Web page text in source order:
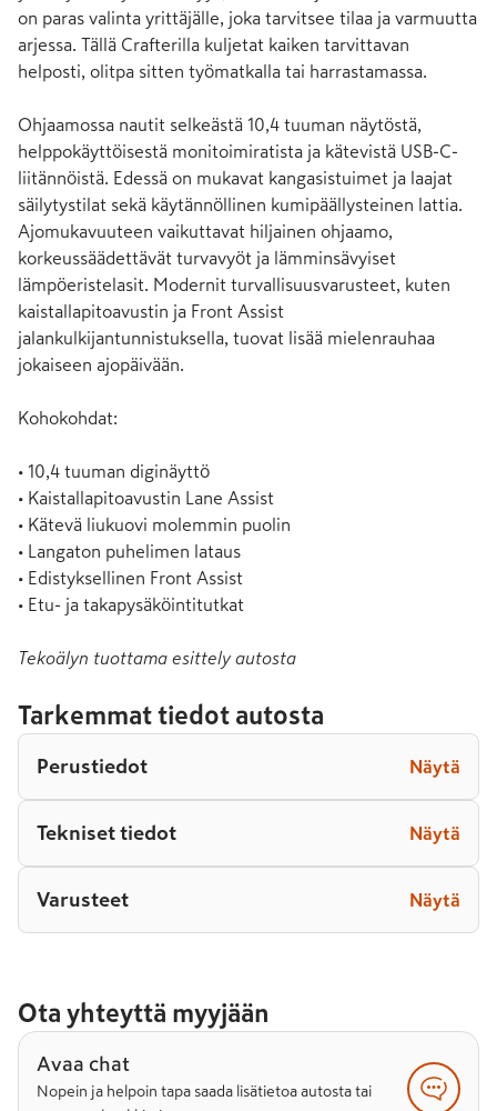
on paras valinta yrittäjälle, joka tarvitsee tilaa ja varmuutta
arjessa. Tällä Crafterilla kuljetat kaiken tarvittavan
helposti, olitpa sitten työmatkalla tai harrastamassa.
Ohjaamossa nautit selkeästä 10,4 tuuman näytöstä,
helppokäyttöisestä monitoimiratista ja kätevistä USB-C-
liitännöistä. Edessä on mukavat kangasistuimet ja laajat
säilytystilat sekä käytännöllinen kumipäällysteinen lattia.
Ajomukavuuteen vaikuttavat hiljainen ohjaamo,
korkeussäädettävät turvavyöt ja lämminsävyiset
lämpöeristelasit. Modernit turvallisuusvarusteet, kuten
kaistallapitoavustin ja Front Assist
jalankulkijantunnistuksella, tuovat lisää mielenrauhaa
jokaiseen ajopäivään.
Kohokohdat:
• 10,4 tuuman diginäyttö
• Kaistallapitoavustin Lane Assist
• Kätevä liukuovi molemmin puolin
• Langaton puhelimen lataus
• Edistyksellinen Front Assist
• Etu- ja takapysäköintitutkat
Tekoälyn tuottama esittely autosta
Tarkemmat tiedot autosta
Perustiedot Näytä
Tekniset tiedot Näytä
Varusteet Näytä
Ota yhteyttä myyjään
Avaa chat
Nopein ja helpoin tapa saada lisätietoa autosta tai